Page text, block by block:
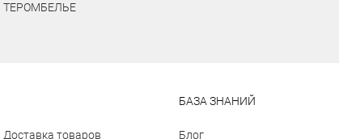
ТЕРОМБЕЛЬЕ
Доставка товаров
БАЗА ЗНАНИЙ
Блог